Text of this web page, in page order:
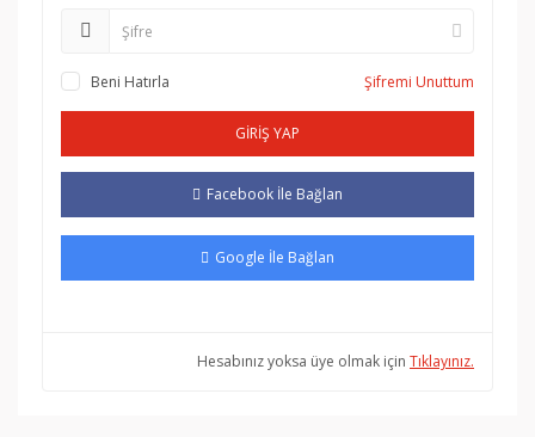
Beni Hatırla Şifremi Unuttum
GİRİŞ YAP
Facebook İle Bağlan
Google İle Bağlan
Hesabınız yoksa üye olmak için Tıklayınız.